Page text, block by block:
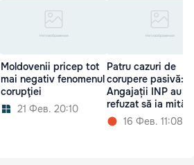
Moldovenii pricep tot
mai negativ fenomenul
corupţiei
21 Фев. 20:10
Patru cazuri de
corupere pasivă:
Angajații INP au
refuzat să ia mită
16 Фев. 11:08